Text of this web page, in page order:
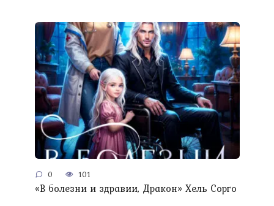
0 101
«В болезни и здравии, Дракон» Хель Сорго